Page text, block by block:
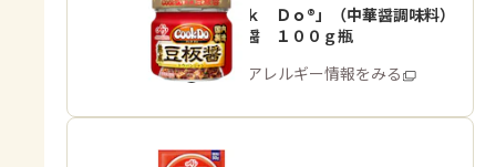
「Ｃｏｏｋ Ｄｏ®」（中華醤調味料）
熟成豆板醤 １００ｇ瓶
商品・アレルギー情報をみる